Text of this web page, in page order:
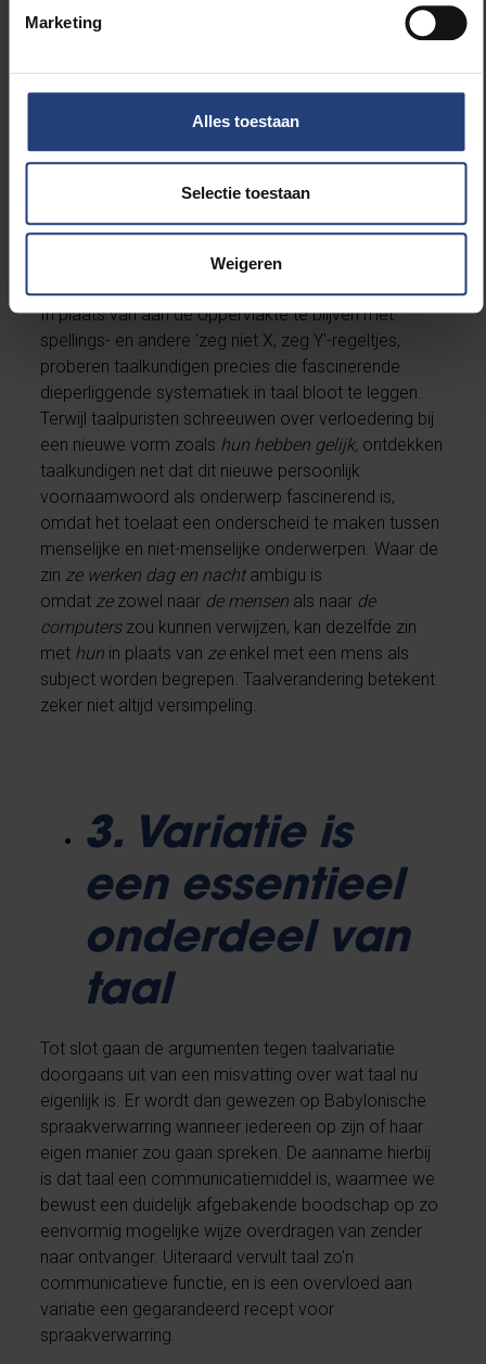
Marketing
Alles toestaan
Selectie toestaan
Weigeren
uitleggen wat het 'inherentieprincipe' inhoudt, maar
hebben we intuïtief wél een sterke voorkeur voorhet
gekreukte jasje. (Het inherentieprincipe stelt onder
andere dat bijvoeglijke naamwoorden die een eerder
naamwoord uitdrukken, ook dichter bij dat
zelfstandig naamwoord komen te staan).
In plaats van aan de oppervlakte te blijven met
spellings- en andere 'zeg niet X, zeg Y'-regeltjes,
proberen taalkundigen precies die fascinerende
dieperliggende systematiek in taal bloot te leggen.
Terwijl taalpuristen schreeuwen over verloedering bij
een nieuwe vorm zoals hun hebben gelijk, ontdekken
taalkundigen net dat dit nieuwe persoonlijk
voornaamwoord als onderwerp fascinerend is,
omdat het toelaat een onderscheid te maken tussen
menselijke en niet-menselijke onderwerpen. Waar de
zin ze werken dag en nacht ambigu is
omdat ze zowel naar de mensen als naar de
computers zou kunnen verwijzen, kan dezelfde zin
met hun in plaats van ze enkel met een mens als
subject worden begrepen. Taalverandering betekent
zeker niet altijd versimpeling.
3. Variatie is
een essentieel
onderdeel van
taal
Tot slot gaan de argumenten tegen taalvariatie
doorgaans uit van een misvatting over wat taal nu
eigenlijk is. Er wordt dan gewezen op Babylonische
spraakverwarring wanneer iedereen op zijn of haar
eigen manier zou gaan spreken. De aanname hierbij
is dat taal een communicatiemiddel is, waarmee we
bewust een duidelijk afgebakende boodschap op zo
eenvormig mogelijke wijze overdragen van zender
naar ontvanger. Uiteraard vervult taal zo'n
communicatieve functie, en is een overvloed aan
variatie een gegarandeerd recept voor
spraakverwarring.